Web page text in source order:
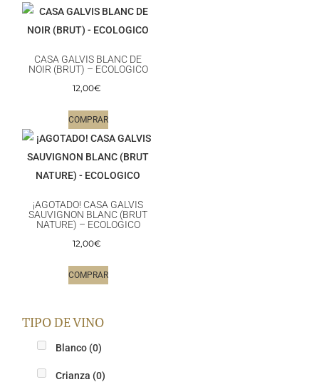
CASA GALVIS BLANC DE
NOIR (BRUT) – ECOLOGICO
12,00€
COMPRAR
¡AGOTADO! CASA GALVIS
SAUVIGNON BLANC (BRUT
NATURE) – ECOLOGICO
12,00€
COMPRAR
TIPO DE VINO
Blanco (0)
Crianza (0)